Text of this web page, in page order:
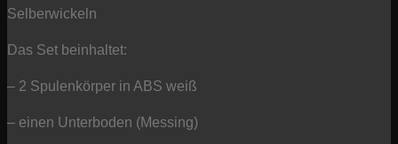
black
Alnico
Menge
Selberwickeln
Das Set beinhaltet:
– 2 Spulenkörper in ABS weiß
– einen Unterboden (Messing)